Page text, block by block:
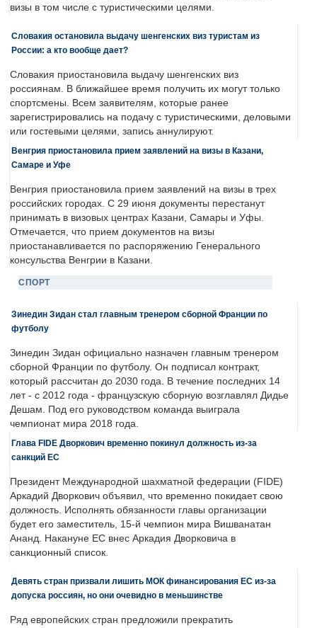
визы в том числе с туристическими целями.
Словакия остановила выдачу шенгенских виз туристам из
России: а кто вообще дает?
Словакия приостановила выдачу шенгенских виз
россиянам. В ближайшее время получить их могут только
спортсмены. Всем заявителям, которые ранее
зарегистрировались на подачу с туристическими, деловыми
или гостевыми целями, запись аннулируют.
Венгрия приостановила прием заявлений на визы в Казани,
Самаре и Уфе
Венгрия приостановила прием заявлений на визы в трех
российских городах. С 29 июня документы перестанут
принимать в визовых центрах Казани, Самары и Уфы.
Отмечается, что прием документов на визы
приостанавливается по распоряжению Генерального
консульства Венгрии в Казани.
СПОРТ
Зинедин Зидан стал главным тренером сборной Франции по
футболу
Зинедин Зидан официально назначен главным тренером
сборной Франции по футболу. Он подписал контракт,
который рассчитан до 2030 года. В течение последних 14
лет - с 2012 года - французскую сборную возглавлял Дидье
Дешам. Под его руководством команда выиграла
чемпионат мира 2018 года.
Глава FIDE Дворкович временно покинул должность из-за
санкций ЕС
Президент Международной шахматной федерации (FIDE)
Аркадий Дворкович объявил, что временно покидает свою
должность. Исполнять обязанности главы организации
будет его заместитель, 15-й чемпион мира Вишванатан
Ананд. Накануне ЕС внес Аркадия Дворковича в
санкционный список.
Девять стран призвали лишить МОК финансирования ЕС из-за
допуска россиян, но они очевидно в меньшинстве
Ряд европейских стран предложили прекратить